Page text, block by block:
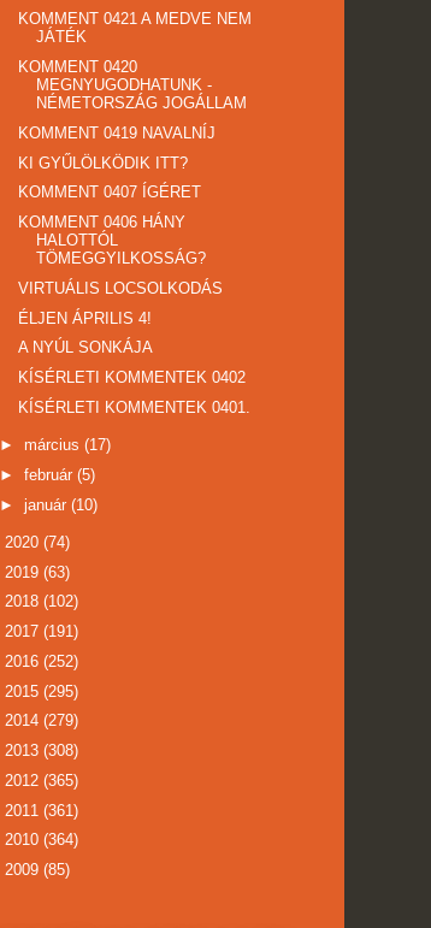
KOMMENT 0421 A MEDVE NEM
JÁTÉK
KOMMENT 0420
MEGNYUGODHATUNK -
NÉMETORSZÁG JOGÁLLAM
KOMMENT 0419 NAVALNÍJ
KI GYŰLÖLKÖDIK ITT?
KOMMENT 0407 ÍGÉRET
KOMMENT 0406 HÁNY
HALOTTÓL
TÖMEGGYILKOSSÁG?
VIRTUÁLIS LOCSOLKODÁS
ÉLJEN ÁPRILIS 4!
A NYÚL SONKÁJA
KÍSÉRLETI KOMMENTEK 0402
KÍSÉRLETI KOMMENTEK 0401.
► március (17)
► február (5)
► január (10)
2020 (74)
2019 (63)
2018 (102)
2017 (191)
2016 (252)
2015 (295)
2014 (279)
2013 (308)
2012 (365)
2011 (361)
2010 (364)
2009 (85)